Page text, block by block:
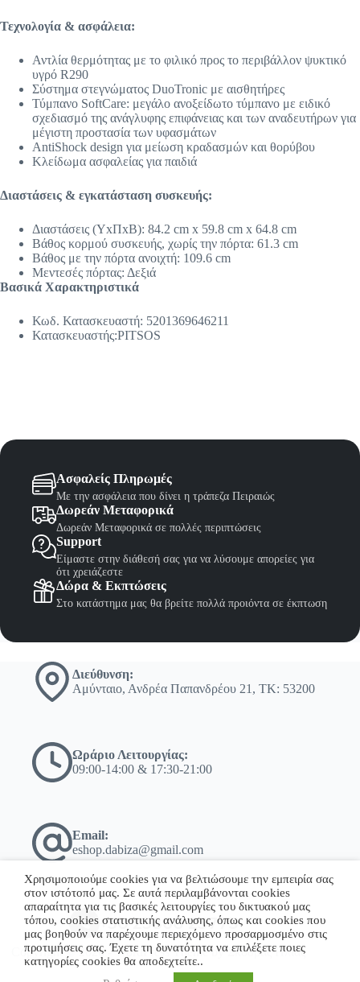
Τεχνολογία & ασφάλεια:
Αντλία θερμότητας με το φιλικό προς το περιβάλλον ψυκτικό
υγρό R290
Σύστημα στεγνώματος DuoTronic με αισθητήρες
Τύμπανο SoftCare: μεγάλο ανοξείδωτο τύμπανο με ειδικό
σχεδιασμό της ανάγλυφης επιφάνειας και των αναδευτήρων για
μέγιστη προστασία των υφασμάτων
AntiShock design για μείωση κραδασμών και θορύβου
Κλείδωμα ασφαλείας για παιδιά
Διαστάσεις & εγκατάσταση συσκευής:
Διαστάσεις (ΥxΠxΒ): 84.2 cm x 59.8 cm x 64.8 cm
Βάθος κορμού συσκευής, χωρίς την πόρτα: 61.3 cm
Βάθος με την πόρτα ανοιχτή: 109.6 cm
Μεντεσές πόρτας: Δεξιά
Βασικά Χαρακτηριστικά
Κωδ. Κατασκευαστή: 5201369646211
Κατασκευαστής:PITSOS
Ασφαλείς Πληρωμές
Με την ασφάλεια που δίνει η τράπεζα Πειραιώς
Δωρεάν Μεταφορικά
Δωρεάν Μεταφορικά σε πολλές περιπτώσεις
Support
Είμαστε στην διάθεσή σας για να λύσουμε απορείες για
ότι χρειάζεστε
Δώρα & Εκπτώσεις
Στο κατάστημα μας θα βρείτε πολλά προιόντα σε έκπτωση
Διεύθυνση:
Αμύνταιο, Ανδρέα Παπανδρέου 21, ΤΚ: 53200
Ωράριο Λειτουργίας:
09:00-14:00 & 17:30-21:00
Email:
eshop.dabiza@gmail.com
+30 23860 23775
Copyright © 2026 - WordPress Theme by Σκόδρας Ηλίας
Χρησιμοποιούμε cookies για να βελτιώσουμε την εμπειρία σας
στον ιστότοπό μας. Σε αυτά περιλαμβάνονται cookies
απαραίτητα για τις βασικές λειτουργίες του δικτυακού μας
τόπου, cookies στατιστικής ανάλυσης, όπως και cookies που
μας βοηθούν να παρέχουμε περιεχόμενο προσαρμοσμένο στις
προτιμήσεις σας. Έχετε τη δυνατότητα να επιλέξετε ποιες
κατηγορίες cookies θα αποδεχτείτε..